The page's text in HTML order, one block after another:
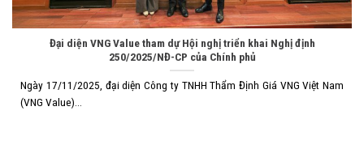
Đại diện VNG Value tham dự Hội nghị triển khai Nghị định
250/2025/NĐ-CP của Chính phủ
Ngày 17/11/2025, đại diện Công ty TNHH Thẩm Định Giá VNG Việt Nam
(VNG Value)...